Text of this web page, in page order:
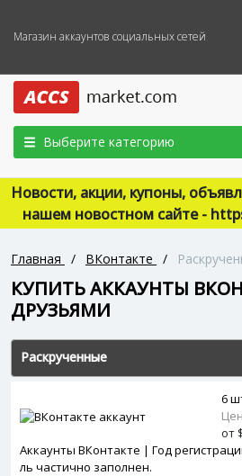
Магазин аккаунтов социальных сетей
Выберите категорию
Новости, акции, купоны,
нашем новостном сайте -
Главная / ВКонтакте /
КУПИТЬ АККАУНТЫ
ДРУЗЬЯМИ
Раскрученные
Аккаунты ВКонтакте | Год
ль частично заполнен.
6
от